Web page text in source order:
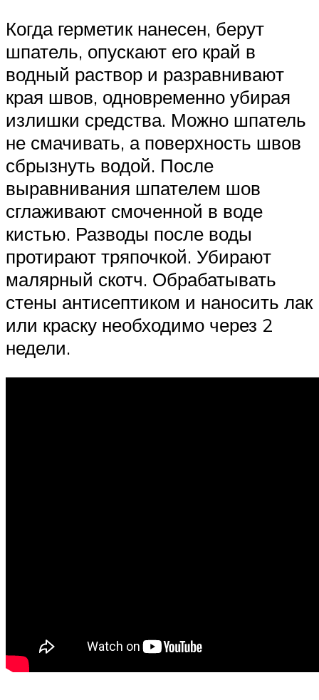
Когда герметик нанесен, берут
шпатель, опускают его край в
водный раствор и разравнивают
края швов, одновременно убирая
излишки средства. Можно шпатель
не смачивать, а поверхность швов
сбрызнуть водой. После
выравнивания шпателем шов
сглаживают смоченной в воде
кистью. Разводы после воды
протирают тряпочкой. Убирают
малярный скотч. Обрабатывать
стены антисептиком и наносить лак
или краску необходимо через 2
недели.